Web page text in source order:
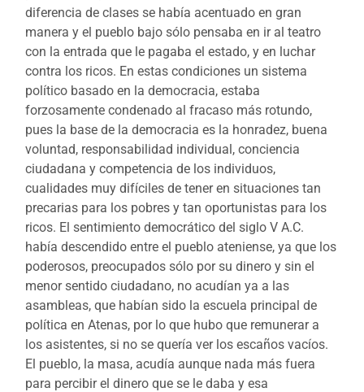
diferencia de clases se había acentuado en gran
manera y el pueblo bajo sólo pensaba en ir al teatro
con la entrada que le pagaba el estado, y en luchar
contra los ricos. En estas condiciones un sistema
político basado en la democracia, estaba
forzosamente condenado al fracaso más rotundo,
pues la base de la democracia es la honradez, buena
voluntad, responsabilidad individual, conciencia
ciudadana y competencia de los individuos,
cualidades muy difíciles de tener en situaciones tan
precarias para los pobres y tan oportunistas para los
ricos. El sentimiento democrático del siglo V A.C.
había descendido entre el pueblo ateniense, ya que los
poderosos, preocupados sólo por su dinero y sin el
menor sentido ciudadano, no acudían ya a las
asambleas, que habían sido la escuela principal de
política en Atenas, por lo que hubo que remunerar a
los asistentes, si no se quería ver los escaños vacíos.
El pueblo, la masa, acudía aunque nada más fuera
para percibir el dinero que se le daba y esa